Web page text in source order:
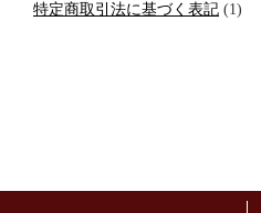
特定商取引法に基づく表記 (1)